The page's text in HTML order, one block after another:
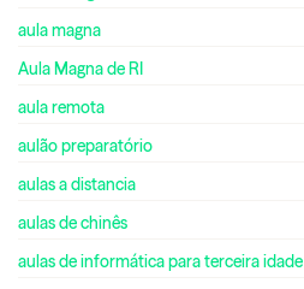
aula magna
Aula Magna de RI
aula remota
aulão preparatório
aulas a distancia
aulas de chinês
aulas de informática para terceira idade